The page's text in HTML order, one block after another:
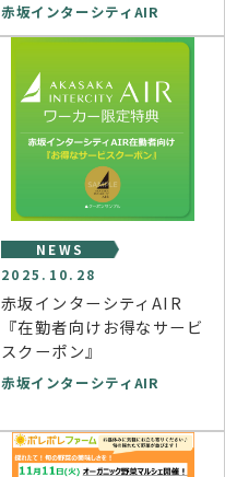
赤坂インターシティAIR
NEWS
2025.10.28
赤坂インターシティAIR
『在勤者向けお得なサービ
スクーポン』
赤坂インターシティAIR